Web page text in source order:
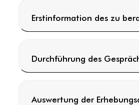
Erstinformation des zu
Durchführung des
Auswertung der